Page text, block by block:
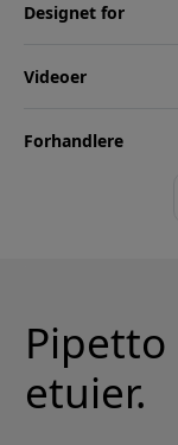
Designet for
Videoer
Forhandlere
etuier.